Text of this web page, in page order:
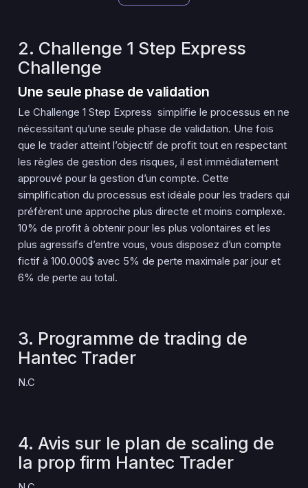
2. Challenge 1 Step Express
Challenge
Une seule phase de validation
Le Challenge 1 Step Express simplifie le processus en ne
nécessitant qu’une seule phase de validation. Une fois
que le trader atteint l’objectif de profit tout en respectant
les règles de gestion des risques, il est immédiatement
approuvé pour la gestion d’un compte. Cette
simplification du processus est idéale pour les traders qui
préfèrent une approche plus directe et moins complexe.
10% de profit à obtenir pour les plus volontaires et les
plus agressifs d’entre vous, vous disposez d’un compte
fictif à 100.000$ avec 5% de perte maximale par jour et
6% de perte au total.
3. Programme de trading de
Hantec Trader
N.C
4. Avis sur le plan de scaling de
la prop firm Hantec Trader